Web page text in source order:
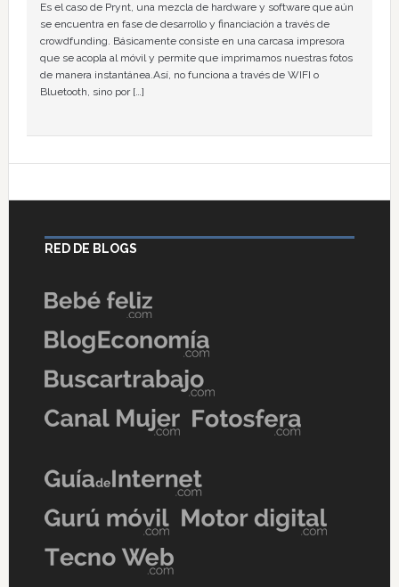
Es el caso de Prynt, una mezcla de hardware y software que aún
se encuentra en fase de desarrollo y financiación a través de
crowdfunding. Básicamente consiste en una carcasa impresora
que se acopla al móvil y permite que imprimamos nuestras fotos
de manera instantánea.Así, no funciona a través de WIFI o
Bluetooth, sino por […]
RED DE BLOGS